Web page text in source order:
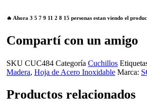
🔥 Ahora 3 5 7 9 11 2 8 15 personas estan viendo el
Compartí con un amigo
SKU CUC484 Categoría Cuchillos
Madera, Hoja de Acero Inoxidable Marca:
Productos relacionados